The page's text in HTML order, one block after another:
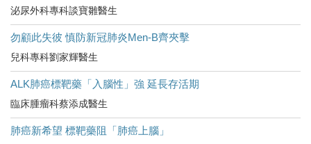
泌尿外科專科談寶雛醫生
勿顧此失彼 慎防新冠肺炎Men-B齊夾擊
兒科專科劉家輝醫生
ALK肺癌標靶藥「入腦性」強 延長存活期
臨床腫瘤科蔡添成醫生
肺癌新希望 標靶藥阻「肺癌上腦」